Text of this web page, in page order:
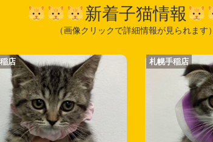
新着子猫情報
（画像クリックで詳細情報が見られます）
店 札幌手稲店